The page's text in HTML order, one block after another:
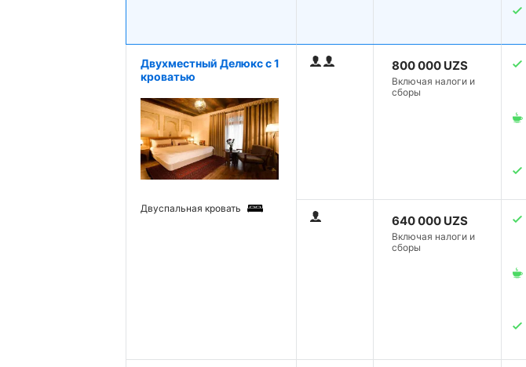
Двухместный Делюкс с 1
кроватью
Двуспальная кровать
800 000 UZS
Включая налоги и
сборы
640 000 UZS
Включая налоги и
сборы